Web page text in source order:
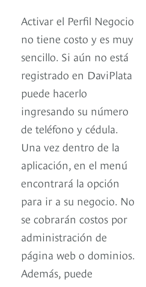
Activar el Perfil Negocio
no tiene costo y es muy
sencillo. Si aún no está
registrado en DaviPlata
puede hacerlo
ingresando su número
de teléfono y cédula.
Una vez dentro de la
aplicación, en el menú
encontrará la opción
para ir a su negocio. No
se cobrarán costos por
administración de
página web o dominios.
Además, puede